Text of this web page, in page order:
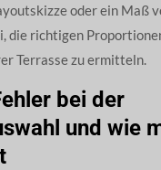
oder ein Maß
die richtigen
Terrasse zu ermitteln.
bei der
und wie